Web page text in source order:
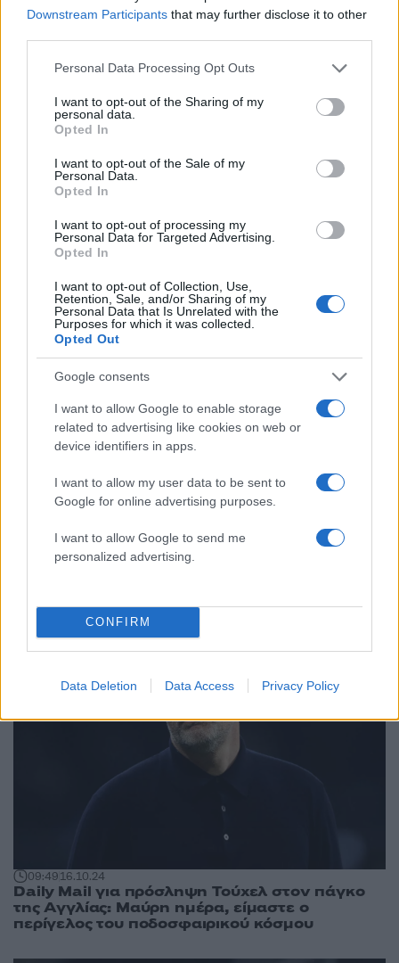
Downstream Participants that may further disclose it to other
Please note that this website/app uses one or more Google
not limited to your visit or usage behaviour. You may click to
grant or deny consent to Google and its third-party tags to
use your data for below specified purposes in below Google
consent section.
Personal Data Processing Opt Outs
I want to opt-out of the Sharing of my
personal data.
Opted In
I want to opt-out of the Sale of my
Personal Data.
Opted In
I want to opt-out of processing my
Personal Data for Targeted Advertising.
Opted In
I want to opt-out of Collection, Use,
Retention, Sale, and/or Sharing of my
Personal Data that Is Unrelated with the
Purposes for which it was collected.
Opted Out
Google consents
I want to allow Google to enable storage
related to advertising like cookies on web or
device identifiers in apps.
I want to allow my user data to be sent to
Google for online advertising purposes.
I want to allow Google to send me
personalized advertising.
CONFIRM
Data Deletion Data Access Privacy Policy
16.10.24
Πρίγκιπας Γουίλιαμ σε Τούχελ: «Είμαστε όλοι
Ο Τόμας Τούχελ νέος προπονητής της Αγγλίας
– Πιάνει δουλειά το 2025
09:4916.10.24
Daily Mail για πρόσληψη Τούχελ στον πάγκο
της Αγγλίας: Μαύρη ημέρα, είμαστε ο
περίγελος του ποδοσφαιρικού κόσμου